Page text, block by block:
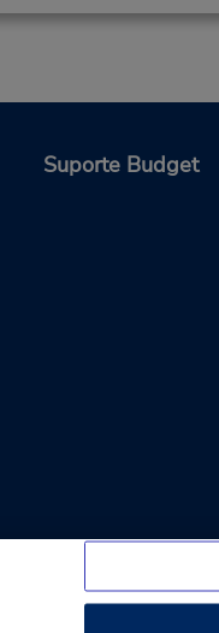
Suporte Budget